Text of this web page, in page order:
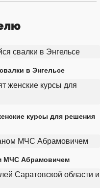
в Энгельсе
курсы для решения
МЧС Абрамовичем